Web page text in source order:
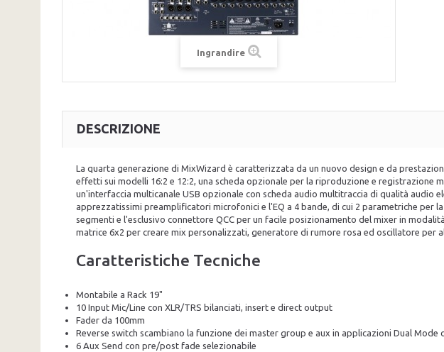
Ingrandire
DESCRIZIONE
La quarta generazione di MixWizard è caratterizzata da un nuovo design e da
effetti sui modelli 16:2 e 12:2, una scheda opzionale per la riproduzione e registrazione
un'interfaccia multicanale USB opzionale con scheda audio multitraccia di qualità
apprezzatissimi preamplificatori microfonici e l'EQ a 4 bande, di cui 2 parametriche per
segmenti e l'esclusivo connettore QCC per un facile posizionamento del mixer in
matrice 6x2 per creare mix personalizzati, generatore di rumore rosa ed oscillatore per
Caratteristiche Tecniche
Montabile a Rack 19"
10 Input Mic/Line con XLR/TRS bilanciati, insert e direct output
Fader da 100mm
Reverse switch scambiano la funzione dei master group e aux in applicazioni Dual Mode
6 Aux Send con pre/post fade selezionabile